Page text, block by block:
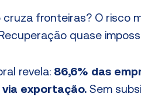
fronteiras? O risco
quase
revela: 86,6% das
exportação. Sem